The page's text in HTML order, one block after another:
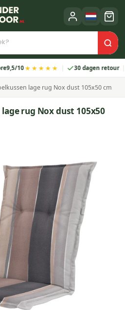
10★★★★★ 30 dagen retour
lage rug Nox dust 105x50 cm
rug Nox dust 105x50